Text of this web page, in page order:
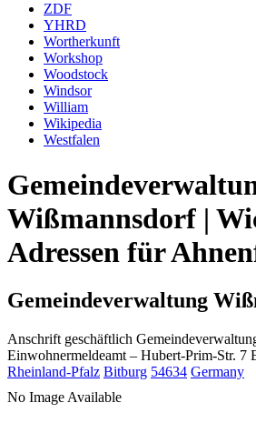
ZDF
YHRD
Wortherkunft
Workshop
Woodstock
Windsor
William
Wikipedia
Westfalen
Wißmannsdorf |
Adressen für
Gemeindeverwaltung
Anschrift geschäftlich
Einwohnermeldeamt – Hubert-Prim-Str. 7
Rheinland-Pfalz Bitburg 54634 Germany
No Image Available